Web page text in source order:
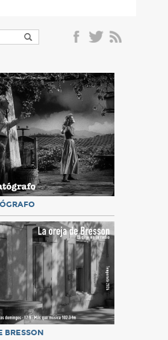
BRESSON